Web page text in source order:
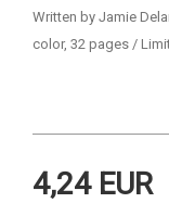
Written by Jamie
color, 32 pages /
4,24 EUR